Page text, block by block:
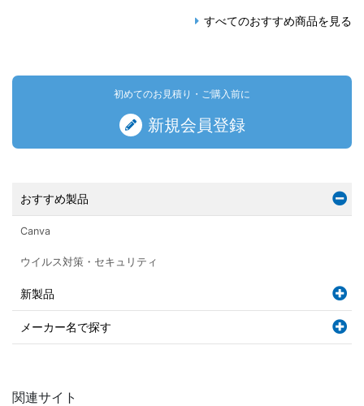
すべてのおすすめ商品を見る
初めてのお見積り・ご購入前に
新規会員登録
おすすめ製品
Canva
ウイルス対策・セキュリティ
新製品
メーカー名で探す
関連サイト